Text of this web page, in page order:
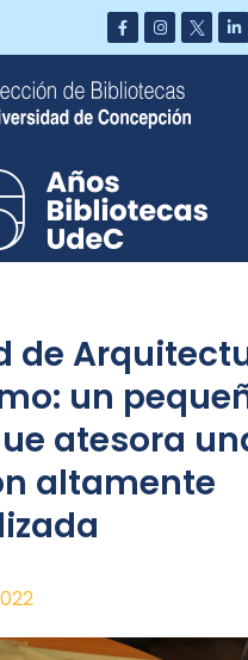
de
un
atesora
altamente